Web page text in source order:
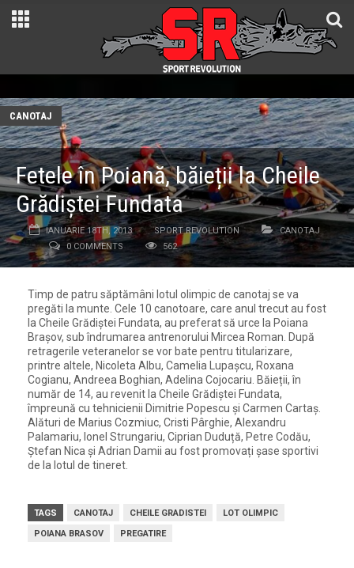
CANOTAJ
Fetele în Poiană, băieții la Cheile
Grădiștei Fundata
IANUARIE 18TH, 2013 SPORT REVOLUTION
CANOTAJ
0 COMMENTS
562
Timp de patru săptămâni lotul olimpic de canotaj se va
pregăti la munte. Cele 10 canotoare, care anul trecut au fost
la Cheile Grădiștei Fundata, au preferat să urce la Poiana
Brașov, sub îndrumarea antrenorului Mircea Roman. După
retragerile veteranelor se vor bate pentru titularizare,
printre altele, Nicoleta Albu, Camelia Lupașcu, Roxana
Cogianu, Andreea Boghian, Adelina Cojocariu. Băieții, în
număr de 14, au revenit la Cheile Grădiștei Fundata,
împreună cu tehnicienii Dimitrie Popescu și Carmen Cartaș.
Alături de Marius Cozmiuc, Cristi Pârghie, Alexandru
Palamariu, Ionel Strungariu, Ciprian Duduță, Petre Codău,
Ștefan Nica și Adrian Damii au fost promovați șase sportivi
de la lotul de tineret.
TAGS CANOTAJ CHEILE GRADISTEI
LOT OLIMPIC
POIANA BRASOV
PREGATIRE